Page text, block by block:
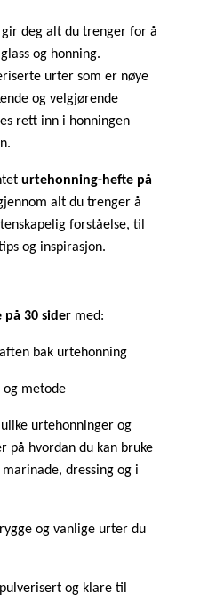
gir deg alt du trenger for å
og honning.
urter som er nøye
og velgjørende
rett inn i honningen
urtehonning-hefte på
alt du trenger å
forståelse, til
og inspirasjon.
på 30 sider med:
bak urtehonning
og metode
urtehonninger og
på hvordan du kan bruke
dressing og i
og vanlige urter du
og klare til